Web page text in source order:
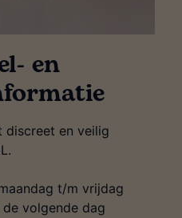
en
en veilig
t/m vrijdag
volgende dag